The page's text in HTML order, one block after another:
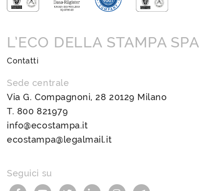
L’ECO DELLA STAMPA SPA
Contatti
Sede centrale
Via G. Compagnoni, 28 20129 Milano
T. 800 821979
info@ecostampa.it
ecostampa@legalmail.it
Seguici su